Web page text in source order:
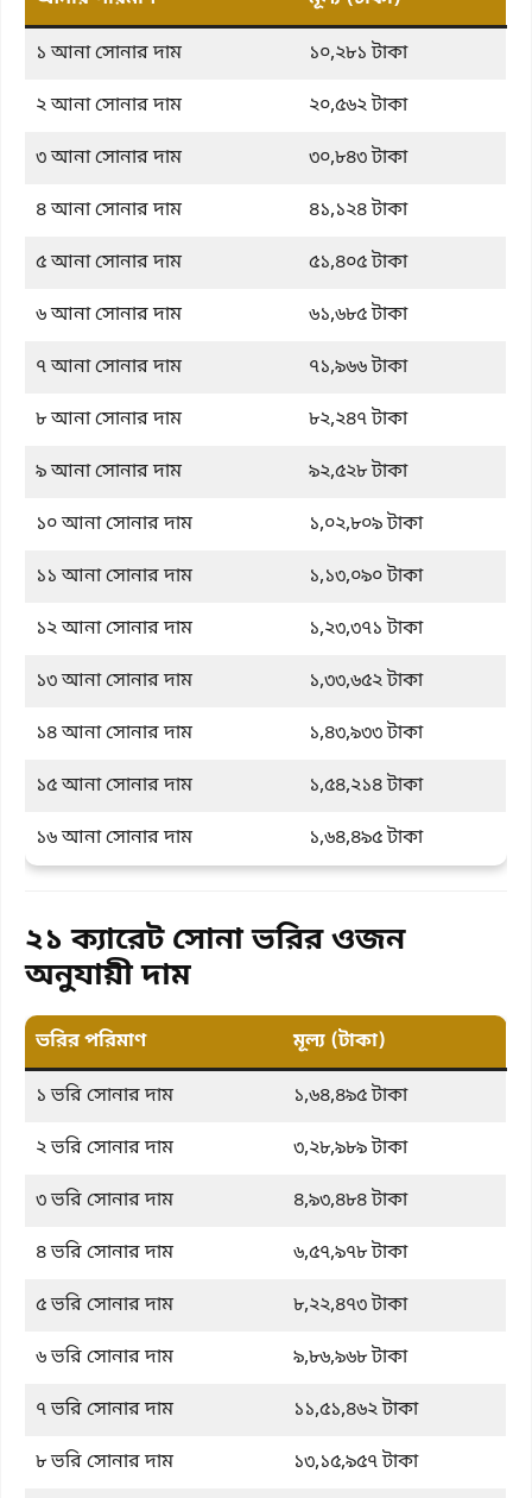
১ আনা সোনার দাম
১০,২৮১ টাকা
২ আনা সোনার দাম
২০,৫৬২ টাকা
৩ আনা সোনার দাম
৩০,৮৪৩ টাকা
৪ আনা সোনার দাম
৪১,১২৪ টাকা
৫ আনা সোনার দাম
৫১,৪০৫ টাকা
৬ আনা সোনার দাম
৬১,৬৮৫ টাকা
৭ আনা সোনার দাম
৭১,৯৬৬ টাকা
৮ আনা সোনার দাম
৮২,২৪৭ টাকা
৯ আনা সোনার দাম
৯২,৫২৮ টাকা
১০ আনা সোনার দাম
১,০২,৮০৯ টাকা
১১ আনা সোনার দাম
১,১৩,০৯০ টাকা
১২ আনা সোনার দাম
১,২৩,৩৭১ টাকা
১৩ আনা সোনার দাম
১,৩৩,৬৫২ টাকা
১৪ আনা সোনার দাম
১,৪৩,৯৩৩ টাকা
১৫ আনা সোনার দাম
১,৫৪,২১৪ টাকা
১৬ আনা সোনার দাম
১,৬৪,৪৯৫ টাকা
২১ ক্যারেট সোনা ভরির ওজন
অনুযায়ী দাম
ভরির পরিমাণ মূল্য (টাকা)
১ ভরি সোনার দাম
১,৬৪,৪৯৫ টাকা
২ ভরি সোনার দাম
৩,২৮,৯৮৯ টাকা
৩ ভরি সোনার দাম
৪,৯৩,৪৮৪ টাকা
৪ ভরি সোনার দাম
৬,৫৭,৯৭৮ টাকা
৫ ভরি সোনার দাম
৮,২২,৪৭৩ টাকা
৬ ভরি সোনার দাম
৯,৮৬,৯৬৮ টাকা
৭ ভরি সোনার দাম
১১,৫১,৪৬২ টাকা
৮ ভরি সোনার দাম
১৩,১৫,৯৫৭ টাকা